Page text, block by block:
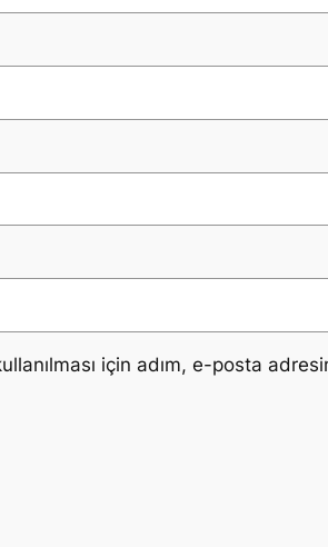
için adım, e-posta